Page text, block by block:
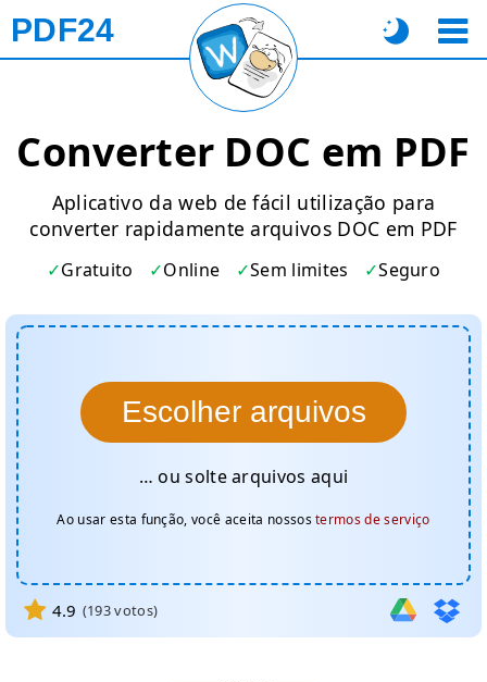
PDF24
Converter DOC em PDF
Aplicativo da web de fácil utilização para
converter rapidamente arquivos DOC em PDF
Gratuito Online Sem limites Seguro
Escolher arquivos
… ou solte arquivos aqui
Ao usar esta função, você aceita nossostermos de serviço
4.9 (193votos)